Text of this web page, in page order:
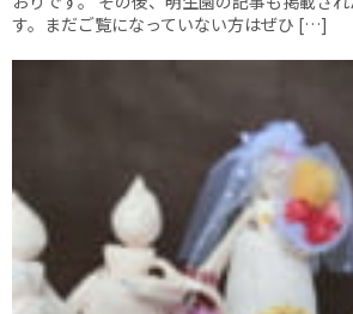
す。まだご覧になっていない方はぜひ […]